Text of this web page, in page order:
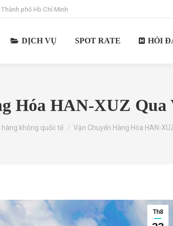
phố Hồ Chí Minh
DỊCH VỤ SPOT RATE HỎI
Hóa HAN-XUZ
hàng không quốc tế Vận Chuyển Hàng Hóa HAN-
Th8